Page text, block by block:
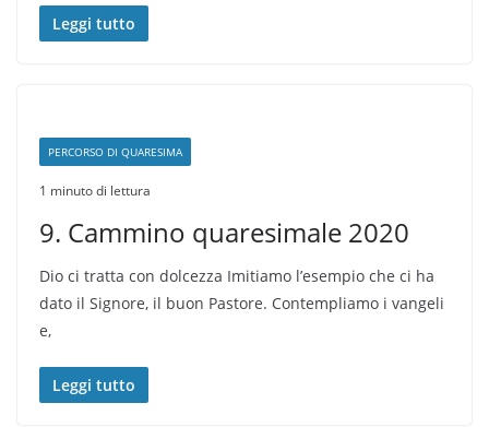
Leggi tutto
PERCORSO DI QUARESIMA
1 minuto di lettura
9. Cammino quaresimale 2020
Dio ci tratta con dolcezza Imitiamo l’esempio che ci ha
dato il Signore, il buon Pastore. Contempliamo i vangeli
e,
Leggi tutto